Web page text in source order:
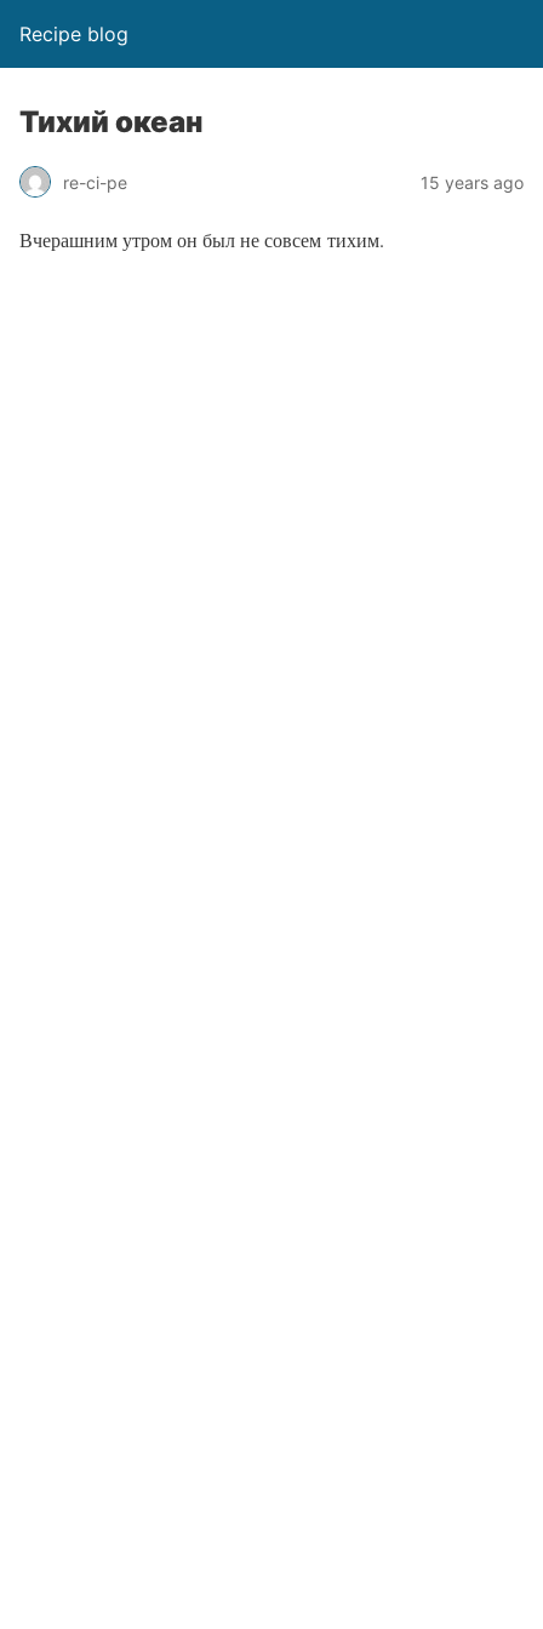
Recipe blog
Тихий океан
re-ci-pe 15 years ago
Вчерашним утром он был не совсем тихим.